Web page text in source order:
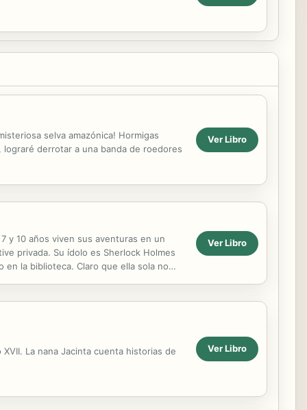
selva amazónica! Hormigas
derrotar a una banda de roedores
Ver Libro
y 10 años viven sus aventuras en un
privada. Su ídolo es Sherlock Holmes
la biblioteca. Claro que ella sola no
Ver Libro
La nana Jacinta cuenta historias de Ver Libro